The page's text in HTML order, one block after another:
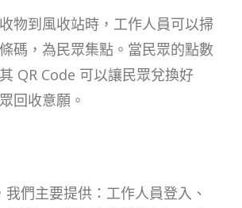
物到風收站時，工作人員可以掃
碼，為民眾集點。當民眾的點數
QR Code 可以讓民眾兌換好
回收意願。
們主要提供：工作人員登入、